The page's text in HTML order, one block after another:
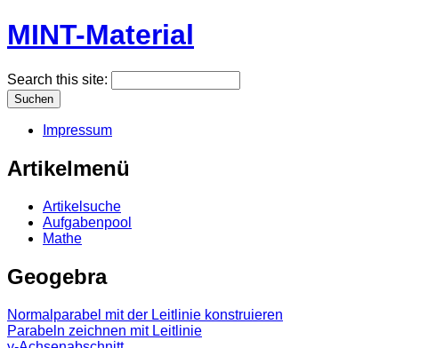
MINT-Material
Search this site:
Impressum
Artikelmenü
Artikelsuche
Aufgabenpool
Mathe
Geogebra
Normalparabel mit der Leitlinie konstruieren
Parabeln zeichnen mit Leitlinie